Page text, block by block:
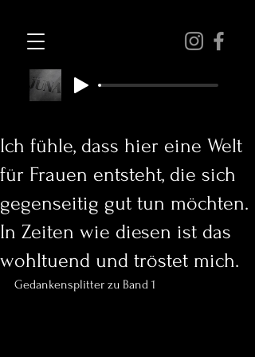
Ich fühle, dass hier eine Welt
für Frauen entsteht, die sich
gegenseitig gut tun möchten.
In Zeiten wie diesen ist das
wohltuend und tröstet mich.
Gedankensplitter zu Band 1